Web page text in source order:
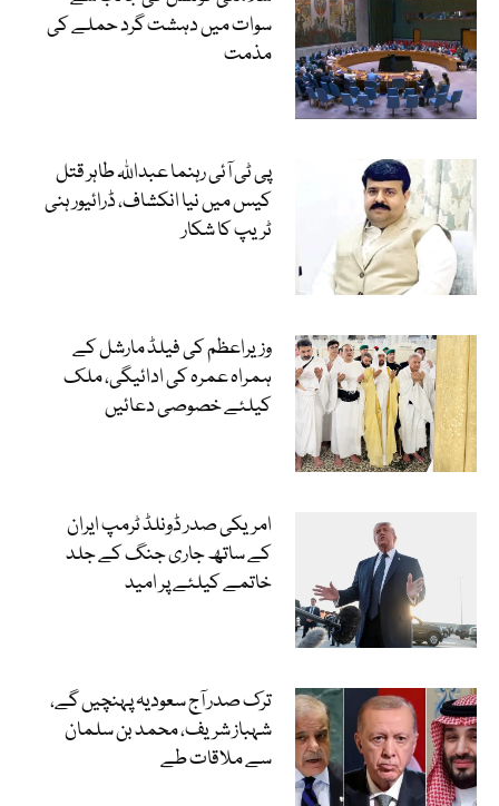
سوات میں دہشت گرد حملے کی
مذمت
پی ٹی آئی رہنما عبداللہ طاہر قتل
کیس میں نیا انکشاف، ڈرائیور ہنی
ٹریپ کا شکار
وزیراعظم کی فیلڈ مارشل کے
ہمراہ عمرہ کی ادائیگی، ملک
کیلئے خصوصی دعائیں
امریکی صدر ڈونلڈ ٹرمپ ایران
کے ساتھ جاری جنگ کے جلد
خاتمے کیلئے پر امید
ترک صدر آج سعودیہ پہنچیں گے،
شہباز شریف، محمد بن سلمان
سے ملاقات طے